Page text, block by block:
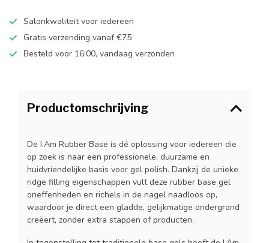
Salonkwaliteit voor iedereen
Gratis verzending vanaf €75
Besteld voor 16:00, vandaag verzonden
Productomschrijving
De I.Am Rubber Base is dé oplossing voor iedereen die
op zoek is naar een professionele, duurzame en
huidvriendelijke basis voor gel polish. Dankzij de unieke
ridge filling eigenschappen vult deze rubber base gel
oneffenheden en richels in de nagel naadloos op,
waardoor je direct een gladde, gelijkmatige ondergrond
creëert, zonder extra stappen of producten.